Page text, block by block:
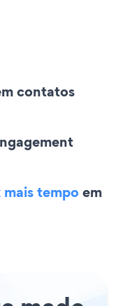
contatos
mais tempoem